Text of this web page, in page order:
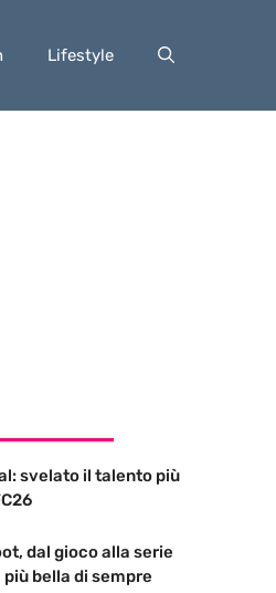
Lifestyle
svelato il talento più
dal gioco alla serie
bella di sempre